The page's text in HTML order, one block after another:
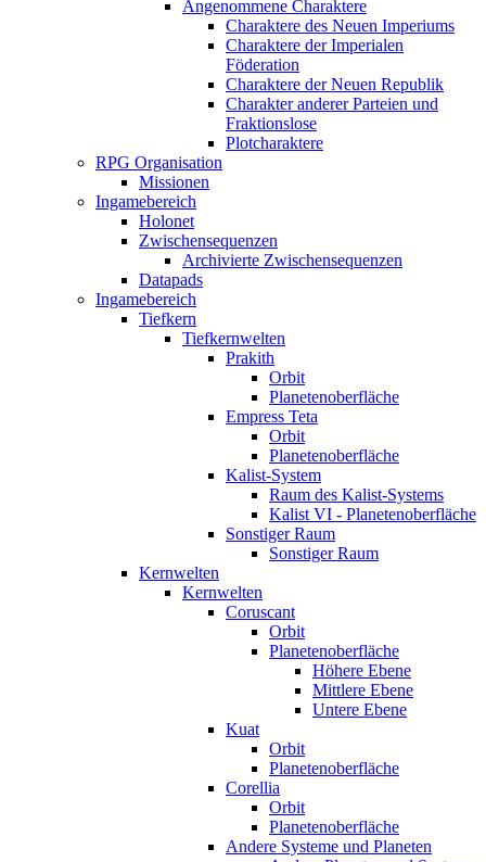
Angenommene Charaktere
Charaktere des Neuen Imperiums
Charaktere der Imperialen
Föderation
Charaktere der Neuen Republik
Charakter anderer Parteien und
Fraktionslose
Plotcharaktere
RPG Organisation
Missionen
Ingamebereich
Holonet
Zwischensequenzen
Archivierte Zwischensequenzen
Datapads
Ingamebereich
Tiefkern
Tiefkernwelten
Prakith
Orbit
Planetenoberfläche
Empress Teta
Orbit
Planetenoberfläche
Kalist-System
Raum des Kalist-Systems
Kalist VI - Planetenoberfläche
Sonstiger Raum
Sonstiger Raum
Kernwelten
Kernwelten
Coruscant
Orbit
Planetenoberfläche
Höhere Ebene
Mittlere Ebene
Untere Ebene
Kuat
Orbit
Planetenoberfläche
Corellia
Orbit
Planetenoberfläche
Andere Systeme und Planeten